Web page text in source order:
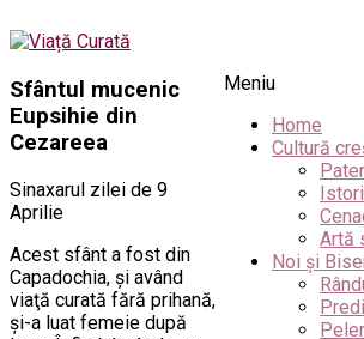
Meniu
Home
Cultură
Artă
Noi și
Sfântul mucenic
Eupsihie din
Cezareea
Sinaxarul zilei de 9
Aprilie
Acest sfânt a fost din
Capadochia, şi având
viaţă curată fără prihană,
şi-a luat femeie după